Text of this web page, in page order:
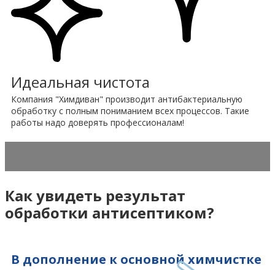
Идеальная чистота
Компания "Химдиван" производит антибактериальную
обработку с полным пониманием всех процессов. Такие
работы надо доверять профессионалам!
Как увидеть результат
обработки антисептиком?
В дополнение к основной химчистке